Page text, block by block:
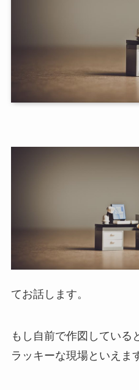
てお話します。
もし自前で作図している
ラッキーな現場といえま